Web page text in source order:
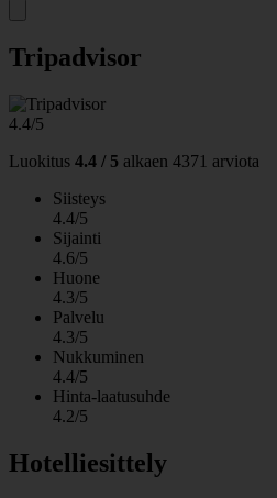
Tripadvisor
4.4/5
Luokitus 4.4 / 5 alkaen 4371 arviota
Siisteys
4.4/5
Sijainti
4.6/5
Huone
4.3/5
Palvelu
4.3/5
Nukkuminen
4.4/5
Hinta-laatusuhde
4.2/5
Hotelliesittely